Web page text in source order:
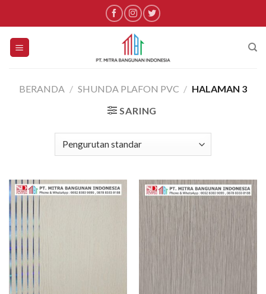
content
BERANDA / SHUNDA PLAFON PVC / HALAMAN 3
SARING